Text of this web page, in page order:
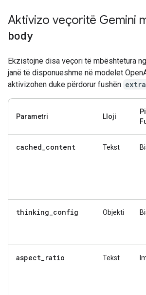
Aktivizo veçoritë Gemini
body
Ekzistojnë disa veçori të mbështetura
janë të disponueshme në modelet
aktivizohen duke përdorur fushën
Parametri Lloji
cached_content Tekst
thinking_config Objekti
aspect_ratio Tekst